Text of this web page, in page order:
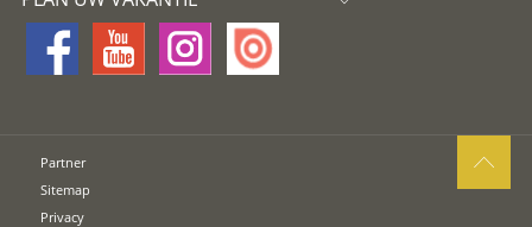
Partner
Sitemap
Privacy